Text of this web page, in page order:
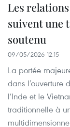
Les
suivent une
soutenu
09/05/2026 12:15
La portée
dans l’ouverture
l’Inde et le
traditionnelle à